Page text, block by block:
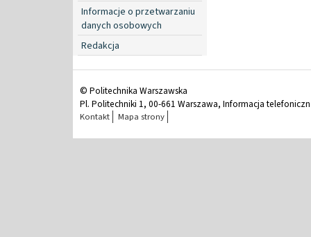
Informacje o przetwarzaniu
danych osobowych
Redakcja
© Politechnika Warszawska
Pl. Politechniki 1, 00-661 Warszawa, Informacja
Kontakt Mapa strony